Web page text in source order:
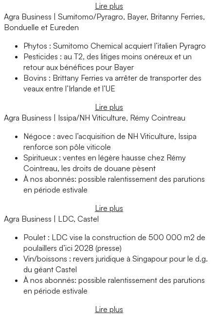
Lire plus
Agra Business | Sumitomo/Pyragro, Bayer, Britanny Ferries,
Bonduelle et Eureden
Phytos : Sumitomo Chemical acquiert l’italien Pyragro
Pesticides : au T2, des litiges moins onéreux et un
retour aux bénéfices pour Bayer
Bovins : Brittany Ferries va arrêter de transporter des
veaux entre l’Irlande et l’UE
Lire plus
Agra Business | Issipa/NH Viticulture, Rémy Cointreau
Négoce : avec l’acquisition de NH Viticulture, Issipa
renforce son pôle viticole
Spiritueux : ventes en légère hausse chez Rémy
Cointreau, les droits de douane pèsent
À nos abonnés: possible ralentissement des parutions
en période estivale
Lire plus
Agra Business | LDC, Castel
Poulet : LDC vise la construction de 500 000 m2 de
poulaillers d’ici 2028 (presse)
Vin/boissons : revers juridique à Singapour pour le d.g.
du géant Castel
À nos abonnés: possible ralentissement des parutions
en période estivale
Lire plus